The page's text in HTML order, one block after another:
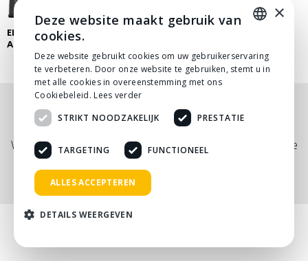
ELECTRO VOICE ELX200-18SP
ACTIEVE SUBWOOFER
Nog niet helemaal gevonden wat je zocht? Bekijk
onze
contact
Wij adviseren je graag via telefoon, mail of tijdens een kopje
koffie!
DUTCH
×
Deze website maakt gebruik van
cookies.
Deze website gebruikt cookies om uw gebruikerservaring
te verbeteren. Door onze website te gebruiken, stemt u in
met alle cookies in overeenstemming met ons
Cookiebeleid. Lees verder
STRIKT NOODZAKELIJK
PRESTATIE
TARGETING FUNCTIONEEL
ALLES ACCEPTEREN
DETAILS WEERGEVEN